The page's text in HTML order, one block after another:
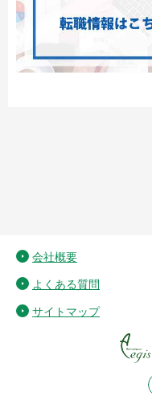
会社概要
よくある質問
サイトマップ